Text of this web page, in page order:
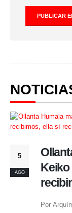
5
AGO